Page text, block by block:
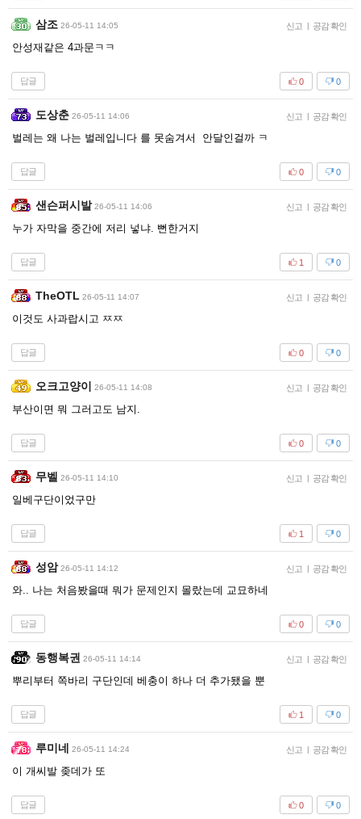
삼조 26-05-11 14:05 신고 | 공감 확인
안성재같은 4과문ㅋㅋ
답글 0
0
도상춘 26-05-11 14:06 신고 | 공감 확인
벌레는 왜 나는 벌레입니다 를 못숨겨서 안달인걸까 ㅋ
답글 0
0
샌슨퍼시발 26-05-11 14:06 신고 | 공감 확인
누가 자막을 중간에 저리 넣냐. 뻔한거지
답글 0
1
TheOTL 26-05-11 14:07 신고 | 공감 확인
이것도 사과랍시고 ㅉㅉ
답글 0
0
오크고양이 26-05-11 14:08 신고 | 공감 확인
부산이면 뭐 그러고도 남지.
답글 0
0
무벨 26-05-11 14:10 신고 | 공감 확인
일베구단이었구만
답글 0
1
성암 26-05-11 14:12 신고 | 공감 확인
와.. 나는 처음봤을때 뭐가 문제인지 몰랐는데 교묘하네
답글 0
0
동행복권 26-05-11 14:14 신고 | 공감 확인
뿌리부터 쪽바리 구단인데 베충이 하나 더 추가됐을 뿐
답글 0
1
루미네 26-05-11 14:24 신고 | 공감 확인
이 개씨발 좆데가 또
답글 0
0